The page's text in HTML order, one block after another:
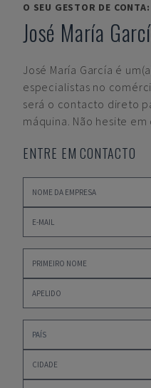
O SEU GESTOR DE CONTA:
José María
José María García é
especialistas no
será o contacto direto
máquina. Não hesite
ENTRE EM CONTACTO